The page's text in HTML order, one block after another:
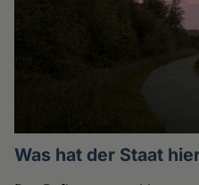
Was hat der Staat